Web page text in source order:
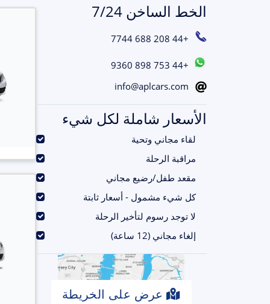
الخط الساخن 7/24
+44 208 688 7744
+44 753 898 9360
info@aplcars.com
الأسعار شاملة لكل شيء
لقاء مجاني وتحية
مراقبة الرحلة
مقعد طفل/رضيع مجاني
كل شيء مشمول - أسعار ثابتة
لا توجد رسوم لتأخير الرحلة
إلغاء مجاني (12 ساعة)
عرض على الخريطة